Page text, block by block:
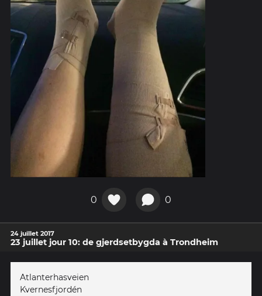
0 0
24 juillet 2017
23 juillet jour 10: de gjerdsetbygda à Trondheim
Atlanterhasveien
Kvernesfjordén